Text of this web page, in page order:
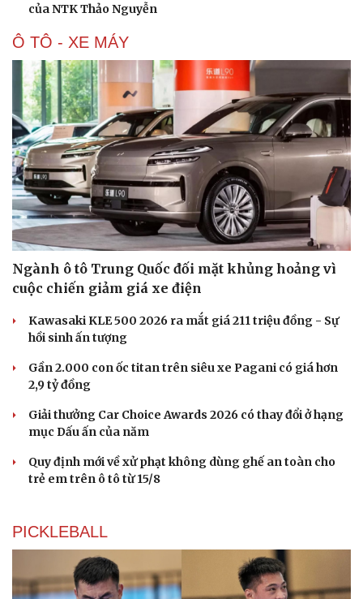
Du lịch
Tư vấn
Săn Tour
check-in
Podcast
Đọc truyện đêm khuya
của NTK Thảo Nguyễn
Ô TÔ - XE MÁY
Ngành ô tô Trung Quốc đối mặt khủng hoảng vì
cuộc chiến giảm giá xe điện
Kawasaki KLE 500 2026 ra mắt giá 211 triệu đồng - Sự
hồi sinh ấn tượng
Gần 2.000 con ốc titan trên siêu xe Pagani có giá hơn
2,9 tỷ đồng
Giải thưởng Car Choice Awards 2026 có thay đổi ở hạng
mục Dấu ấn của năm
Quy định mới về xử phạt không dùng ghế an toàn cho
trẻ em trên ô tô từ 15/8
PICKLEBALL